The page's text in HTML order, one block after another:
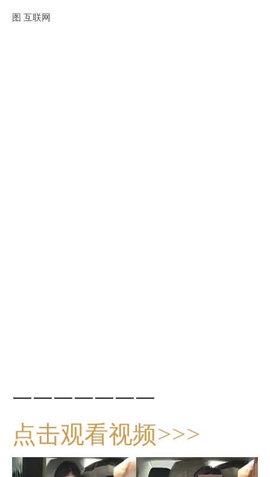
图 互联网
———————
点击观看视频>>>